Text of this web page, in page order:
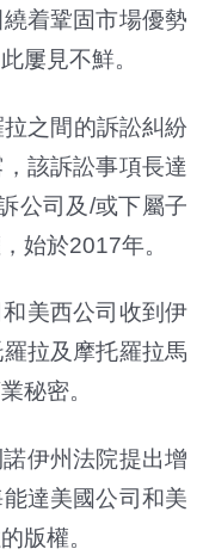
着鞏固市場優勢
屢見不鮮。
之間的訴訟糾紛
該訴訟事項長達
公司及/或下屬子
始於2017年。
美西公司收到伊
拉及摩托羅拉馬
秘密。
伊州法院提出增
達美國公司和美
版權。